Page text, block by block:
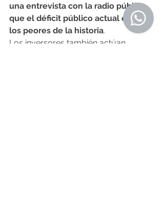
una entrevista con la radio pública
que el déficit público actual es de
los peores de la historia.
Los inversores también actúan